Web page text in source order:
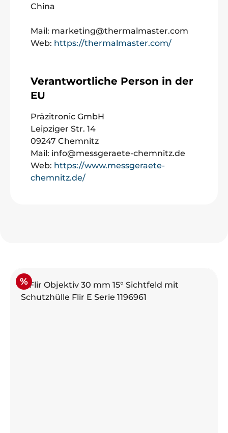
China
Mail: marketing@thermalmaster.com
Web: https://thermalmaster.com/
Verantwortliche Person in der
EU
Präzitronic GmbH
Leipziger Str. 14
09247 Chemnitz
Mail: info@messgeraete-chemnitz.de
Web: https://www.messgeraete-
chemnitz.de/
Produktgalerie überspringen
Rabatt
%